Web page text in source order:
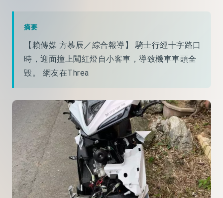
摘要
【賴傳媒 方慕辰／綜合報導】 騎士行經十字路口
時，迎面撞上闖紅燈自小客車，導致機車車頭全
毀。 網友在Threa